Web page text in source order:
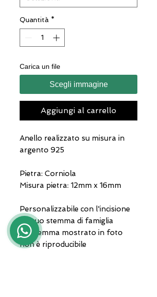
Quantità *
Carica un file
Scegli immagine
Aggiungi al carrello
Anello realizzato su misura in
argento 925
Pietra: Corniola
Misura pietra: 12mm x 16mm
Personalizzabile con l'incisione
del tuo stemma di famiglia
Lo stemma mostrato in foto
non è riproducibile